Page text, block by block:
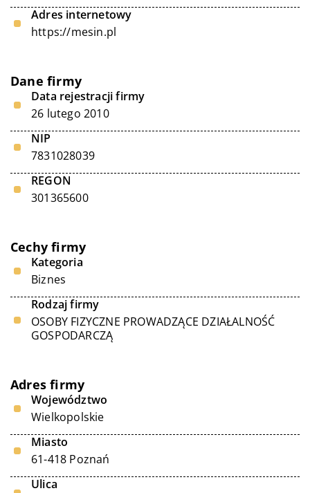
Adres internetowy
https://mesin.pl
Dane firmy
Data rejestracji firmy
26 lutego 2010
NIP
7831028039
REGON
301365600
Cechy firmy
Kategoria
Biznes
Rodzaj firmy
OSOBY FIZYCZNE PROWADZĄCE DZIAŁALNOŚĆ
GOSPODARCZĄ
Adres firmy
Województwo
Wielkopolskie
Miasto
61-418 Poznań
Ulica